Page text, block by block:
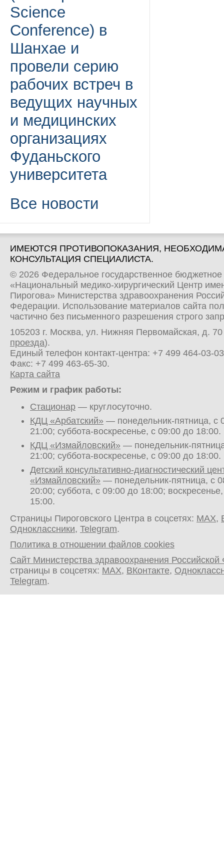
Science
Conference) в
Шанхае и
провели серию
рабочих встреч в
ведущих научных
и медицинских
организациях
Фуданьского
университета
Все новости
ИМЕЮТСЯ ПРОТИВОПОКАЗАНИЯ,
КОНСУЛЬТАЦИЯ СПЕЦИАЛИСТА.
© 2026 Федеральное государственное
«Национальный медико-хирургический Центр
Пирогова» Министерства здравоохранения
Федерации. Использование материалов сайта
частично без письменного разрешения строго
105203 г. Москва, ул. Нижняя Первомайская, д.
проезда).
Единый телефон контакт-центра: +7 499 464-03-03
Факс: +7 499 463-65-30.
Карта сайта
Режим и график работы:
Стационар — круглосуточно.
КДЦ «Арбатский» — понедельник-пятница, с
21:00; суббота-воскресенье, с 09:00 до 18:00.
КДЦ «Измайловский» — понедельник-
21:00; суббота-воскресенье, с 09:00 до 18:00.
Детский консультативно-диагностический
«Измайловский» — понедельник-пятница, с
20:00; суббота, с 09:00 до 18:00;
15:00.
Страницы Пироговского Центра в соцсетях: MAX,
Одноклассники, Telegram.
Политика в отношении файлов cookies
Сайт Министерства здравоохранения
страницы в соцсетях: MAX, ВКонтакте,
Telegram.